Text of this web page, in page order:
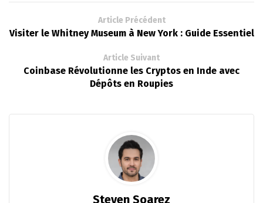
Article Précédent
Visiter le Whitney Museum à New York : Guide Essentiel
Article Suivant
Coinbase Révolutionne les Cryptos en Inde avec
Dépôts en Roupies
Steven Soarez